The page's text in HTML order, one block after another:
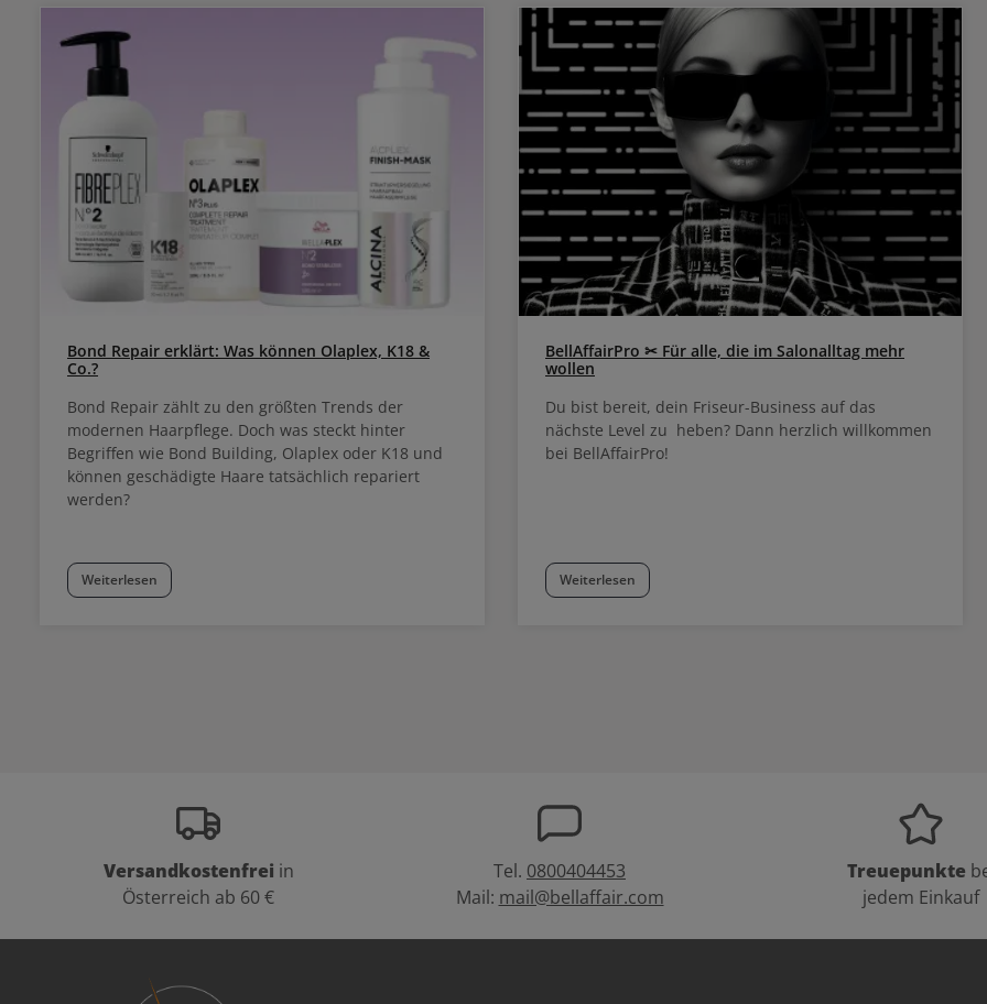
Bond Repair erklärt: Was können Olaplex, K18 &
Co.?
Bond Repair zählt zu den größten Trends der
modernen Haarpflege. Doch was steckt hinter
Begriffen wie Bond Building, Olaplex oder K18 und
können geschädigte Haare tatsächlich repariert
werden?
Weiterlesen
BellAffairPro ✂ Für alle, die im Salonalltag mehr
wollen
Du bist bereit, dein Friseur-Business auf das
nächste Level zu heben? Dann herzlich willkommen
bei BellAffairPro!
Weiterlesen
Versandkostenfrei in
Österreich ab 60 €
Tel. 0800404453
Mail: mail@bellaffair.com
Treuepunkte
jedem Einkauf